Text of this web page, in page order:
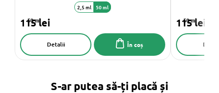
50 ml
115 lei
În coș
Detalii
2,5 ml 50 ml
50 ml
115 lei
S-ar putea să-ți placă și